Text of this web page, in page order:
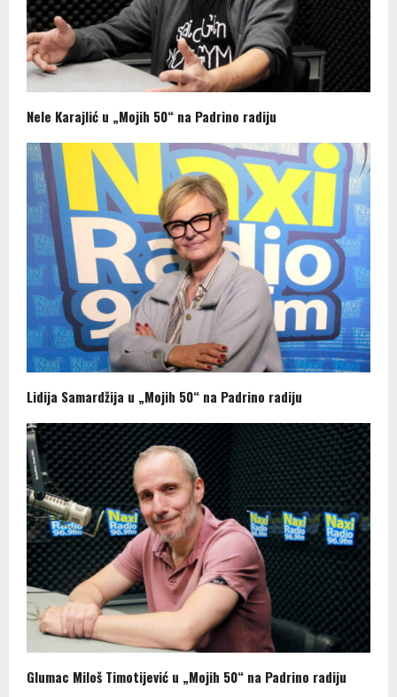
Nele Karajlić u „Mojih 50“ na Padrino radiju
Lidija Samardžija u „Mojih 50“ na Padrino radiju
Glumac Miloš Timotijević u „Mojih 50“ na Padrino radiju